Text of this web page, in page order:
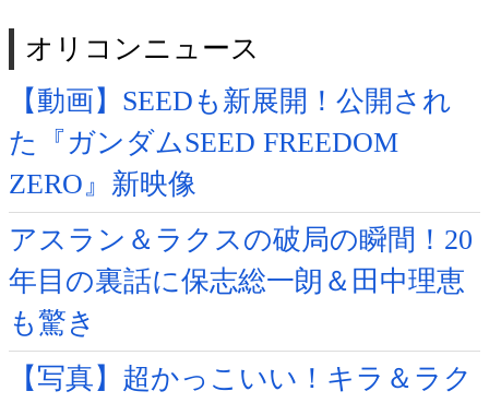
オリコンニュース
【動画】SEEDも新展開！公開され
た『ガンダムSEED FREEDOM
ZERO』新映像
アスラン＆ラクスの破局の瞬間！20
年目の裏話に保志総一朗＆田中理恵
も驚き
【写真】超かっこいい！キラ＆ラク